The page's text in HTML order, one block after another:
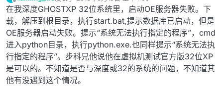
离线 最后由 编辑
在我深度GHOSTXP 32位系统里，启动OE服务器失败。下
载，解压到根目录，执行start.bat,提示数据库已启动，但是
OE服务器启动失败。提示“系统无法执行指定的程序”，cmd
进入python目录，执行python.exe.也同样提示“系统无法执
行指定的程序”。步科兄他说他在虚拟机测试官方版32位XP
是可以的。不知道是否与深度或32的系统的问题，不知道其
他有没遇到这个情况。